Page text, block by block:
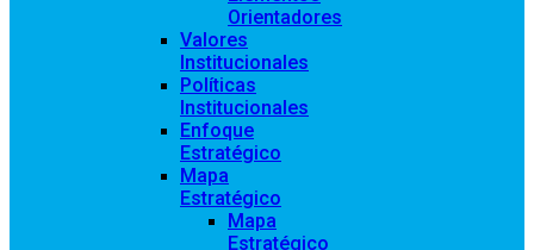
Orientadores
Valores
Institucionales
Políticas
Institucionales
Enfoque
Estratégico
Mapa
Estratégico
Mapa
Estratégico